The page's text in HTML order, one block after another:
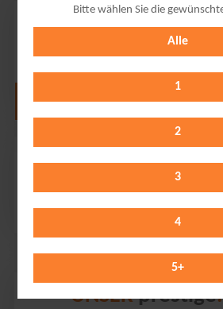
Bitte wählen Sie die
Alle
1
2
3
4
5+
21
AUG
Alle Termine
Wasserschloss Klaffenbach //
Friday 21.08.2026
UNSERprestige.